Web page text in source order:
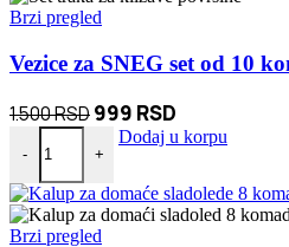
Brzi pregled
Vezice za SNEG set od 10
1.500RSDOriginalna
cena
je
bila:
1.500 RSD.
999 RSD
cena
999 RSD.
-
Vezice za SNEG set od 10 komada
+
Dodaj u korpu
Brzi pregled